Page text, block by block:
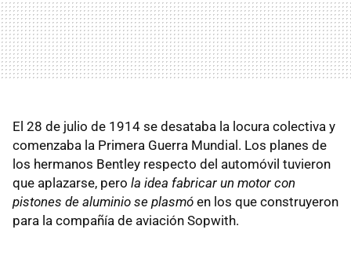
El 28 de julio de 1914 se desataba la locura colectiva y
comenzaba la Primera Guerra Mundial. Los planes de
los hermanos Bentley respecto del automóvil tuvieron
que aplazarse, pero la idea fabricar un motor con
pistones de aluminio se plasmó en los que construyeron
para la compañía de aviación Sopwith.